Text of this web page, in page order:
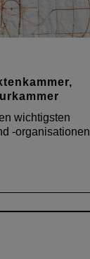
wichtigsten
-organisationen